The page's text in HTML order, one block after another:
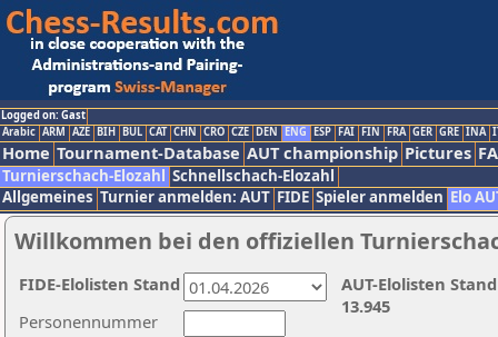
Logged on: Gast
Arabic ARM AZE BIH BUL CAT CHN CRO CZE DEN ENG ESP FAI FIN FRA GER GRE INA
Home Tournament-Database AUT championship Pictures
Turnierschach-Elozahl Schnellschach-Elozahl
Allgemeines Turnier anmelden: AUT FIDE Spieler anmelden Elo
Willkommen bei den offiziellen
Personennummer
AUT-Elolisten
13.945
FIDE-Elolisten Stand